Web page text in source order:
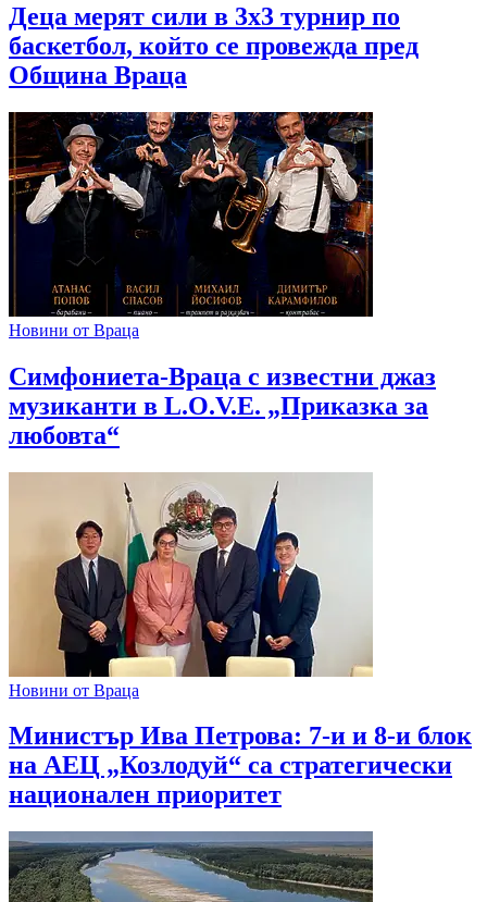
Деца мерят сили в 3х3 турнир по
баскетбол, който се провежда пред
Община Враца
Новини от Враца
Симфониета-Враца с известни джаз
музиканти в L.O.V.E. „Приказка за
любовта“
Новини от Враца
Министър Ива Петрова: 7-и и 8-и блок
на АЕЦ „Козлодуй“ са стратегически
национален приоритет